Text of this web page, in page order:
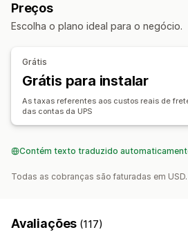
Gerenciamento de remessas
Acompanhamento em tempo real
Página de rastreamento com a marca
Preços
Escolha o plano ideal para o negócio.
Grátis
Grátis para instalar
As taxas referentes aos custos reais de
das contas da UPS
Contém texto traduzido
Todas as cobranças são faturadas em USD.
Avaliações (117)